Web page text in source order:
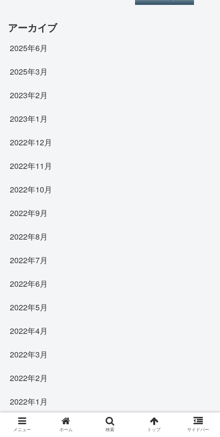
アーカイブ
2025年6月
2025年3月
2023年2月
2023年1月
2022年12月
2022年11月
2022年10月
2022年9月
2022年8月
2022年7月
2022年6月
2022年5月
2022年4月
2022年3月
2022年2月
2022年1月
2021年12月
メニュー ホーム 検索 トップ サイドバー